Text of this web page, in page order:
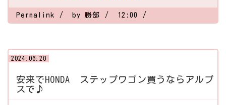
Permalink by 勝部 12:00
2024.06.20
安来でHONDA ステップワゴン買うならアルプ
スで♪